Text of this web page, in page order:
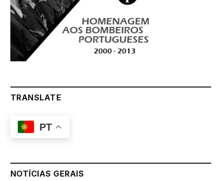
TRANSLATE
PT
NOTÍCIAS GERAIS